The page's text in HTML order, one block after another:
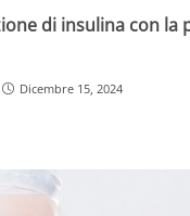
di insulina con la
Dicembre 15, 2024